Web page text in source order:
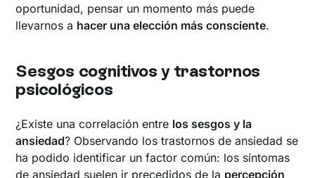
oportunidad, pensar un momento más puede
llevarnos a hacer una elección más consciente.
Sesgos cognitivos y trastornos
psicológicos
¿Existe una correlación entre los sesgos y la
ansiedad? Observando los trastornos de ansiedad se
ha podido identificar un factor común: los síntomas
de ansiedad suelen ir precedidos de la percepción